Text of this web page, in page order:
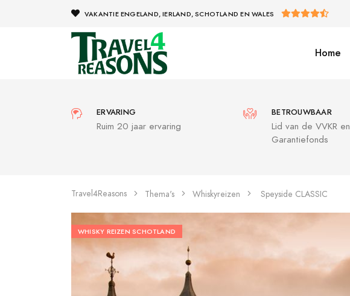
VAKANTIE ENGELAND, IERLAND, SCHOTLAND EN WALES
Home
ERVARING
Ruim 20 jaar ervaring
BETROUWBAAR
Lid van de VVKR
Garantiefonds
Travel4Reasons Thema's Whiskyreizen Speyside CLASSIC
WHISKY REIZEN SCHOTLAND